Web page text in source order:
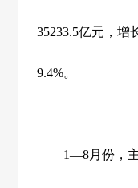
35233.5亿元，增
9.4%。
1—8月份，